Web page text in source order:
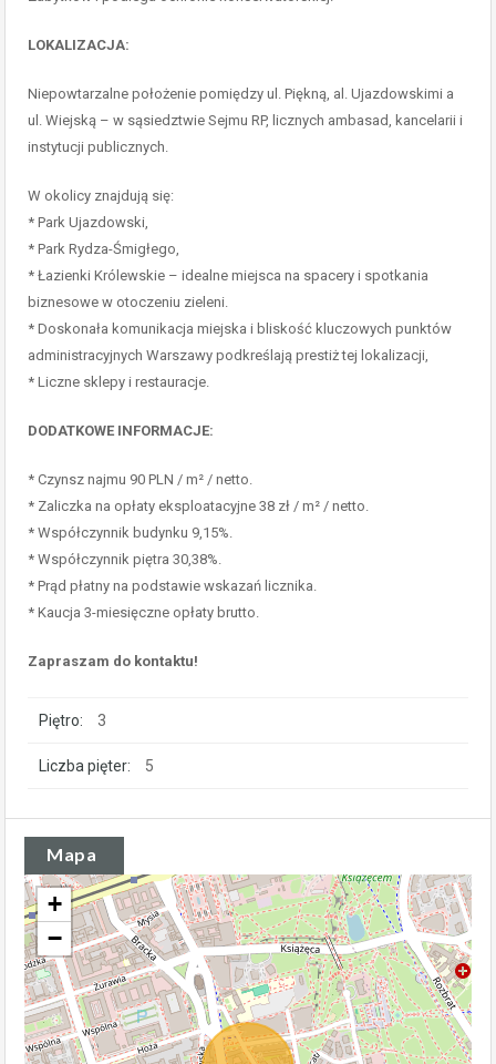
LOKALIZACJA:
Niepowtarzalne położenie pomiędzy ul. Piękną, al. Ujazdowskimi a
ul. Wiejską – w sąsiedztwie Sejmu RP, licznych ambasad, kancelarii i
instytucji publicznych.
W okolicy znajdują się:
* Park Ujazdowski,
* Park Rydza-Śmigłego,
* Łazienki Królewskie – idealne miejsca na spacery i spotkania
biznesowe w otoczeniu zieleni.
* Doskonała komunikacja miejska i bliskość kluczowych punktów
administracyjnych Warszawy podkreślają prestiż tej lokalizacji,
* Liczne sklepy i restauracje.
DODATKOWE INFORMACJE:
* Czynsz najmu 90 PLN / m² / netto.
* Zaliczka na opłaty eksploatacyjne 38 zł / m² / netto.
* Współczynnik budynku 9,15%.
* Współczynnik piętra 30,38%.
* Prąd płatny na podstawie wskazań licznika.
* Kaucja 3-miesięczne opłaty brutto.
Zapraszam do kontaktu!
Piętro: 3
Liczba pięter: 5
Mapa
+
−